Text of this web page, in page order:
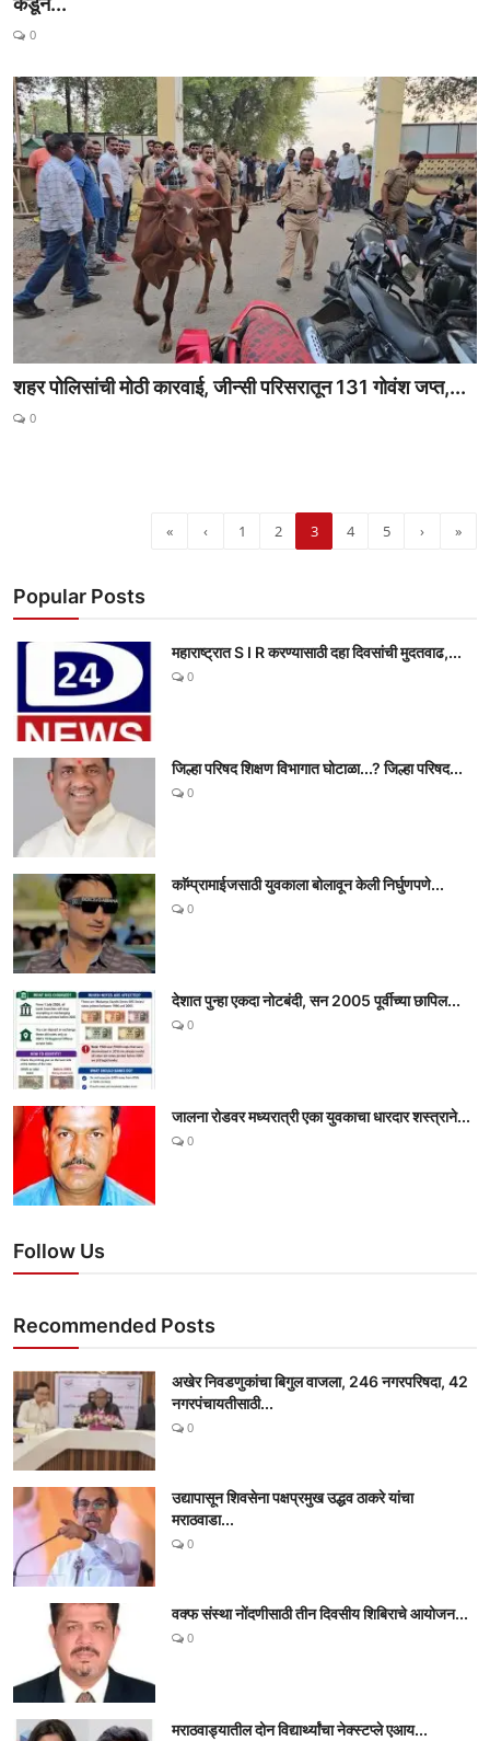
0
शहर पोलिसांची मोठी कारवाई, जीन्सी परिसरातून 131 गोवंश जप्त,...
0
« ‹ 1 2 3 4 5 › »
Popular Posts
महाराष्ट्रात S I R करण्यासाठी दहा दिवसांची मुदतवाढ,...
0
जिल्हा परिषद शिक्षण विभागात घोटाळा...? जिल्हा परिषद...
0
काॅम्प्रामाईजसाठी युवकाला बोलावून केली निर्घुणपणे...
0
देशात पुन्हा एकदा नोटबंदी, सन 2005 पूर्वीच्या छापिल...
0
जालना रोडवर मध्यरात्री एका युवकाचा धारदार शस्त्राने...
0
Follow Us
Recommended Posts
अखेर निवडणुकांचा बिगुल वाजला, 246 नगरपरिषदा, 42
नगरपंचायतीसाठी...
0
उद्यापासून शिवसेना पक्षप्रमुख उद्धव ठाकरे यांचा
मराठवाडा...
0
वक्फ संस्था नोंदणीसाठी तीन दिवसीय शिबिराचे आयोजन...
0
मराठवाड्यातील दोन विद्यार्थ्यांचा नेक्स्टप्ले एआय...